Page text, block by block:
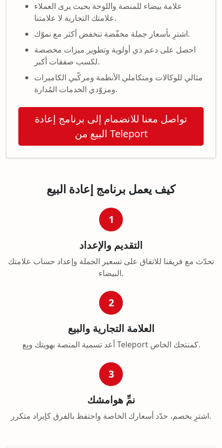
علامة بيضاء للمنصة واللوحة بحيث يرى العملاء
علامتك التجارية لا علامتنا.
اشترِ بأسعار جملة مخفّضة تنخفض أكثر مع نموّك.
احصل على دعم ذي أولوية وتطوير ميزات مخصصة
لكسب صفقات أكبر.
مثالي للوكالات ومتكاملي الأنظمة ومركّبي الكاميرات
ومزوّدي الخدمات المُدارة.
تواصل معنا للانضمام إلى برنامج إعادة
البيع من Teleport
كيف يعمل برنامج إعادة البيع
1
التقديم والإعداد
تحدّث مع فريقنا للاتفاق على تسعير الجملة وإعداد حساب علامتك
البيضاء.
2
العلامة التجارية والبيع
أعد تسمية المنصة بهويتك وبِع Teleport كمنتجك الخاص.
3
نمِّ هوامشك
اشترِ بخصم، حدّد أسعارك الخاصة واحتفظ بالفرق كإيراد متكرر.